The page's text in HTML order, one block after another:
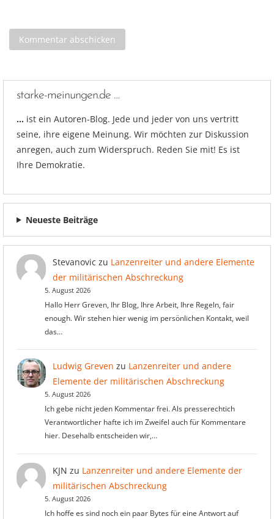
starke-meinungen.de …
… ist ein Autoren-Blog. Jede und jeder von uns vertritt
seine, ihre eigene Meinung. Wir möchten zur Diskussion
anregen, auch zum Widerspruch. Reden Sie mit! Es ist
Ihre Demokratie.
Neueste Beiträge
Stevanovic zu Lanzenreiter und andere Elemente
der militärischen Abschreckung
5. August 2026
Hallo Herr Greven, Ihr Blog, Ihre Arbeit, Ihre Regeln, fair
enough. Wir stehen hier wenig im persönlichen Kontakt, weil
das…
Ludwig Greven zu Lanzenreiter und andere
Elemente der militärischen Abschreckung
5. August 2026
Ich gebe nicht jeden Kommentar frei. Als presserechtich
Verantwortlicher hafte ich im Zweifel auch für Kommentare
hier. Desehalb entscheiden wir,…
KJN zu Lanzenreiter und andere Elemente der
militärischen Abschreckung
5. August 2026
Ich hoffe es sind noch ein paar Bytes für eine Antwort auf